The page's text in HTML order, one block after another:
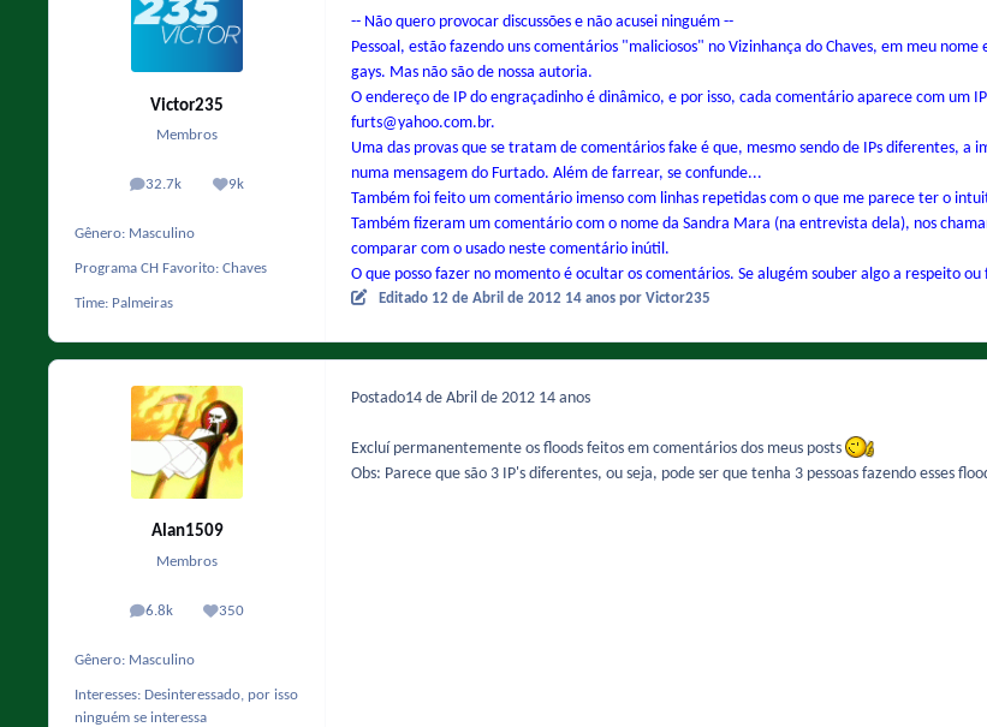
Victor235
Membros
32.7k
posts 9k
Reputação
Gênero: Masculino
Programa CH Favorito: Chaves
Time: Palmeiras
-- Não quero provocar discussões e não acusei ninguém --
Pessoal, estão fazendo uns comentários "maliciosos" no Vizinhança do Chaves, em meu
gays. Mas não são de nossa autoria.
O endereço de IP do engraçadinho é dinâmico, e por isso, cada comentário aparece com
furts@yahoo.com.br.
Uma das provas que se tratam de comentários fake é que, mesmo sendo de IPs diferentes,
numa mensagem do Furtado. Além de farrear, se confunde...
Também foi feito um comentário imenso com linhas repetidas com o que me parece ter o
Também fizeram um comentário com o nome da Sandra Mara (na entrevista dela), nos
comparar com o usado neste comentário inútil.
O que posso fazer no momento é ocultar os comentários. Se alugém souber algo a respeito
Editado 12 de Abril de 2012 14 anos por Victor235
Alan1509
Membros
6.8k
posts 350
Reputação
Gênero: Masculino
Interesses: Desinteressado, por isso
ninguém se interessa
Postado14 de Abril de 2012 14 anos
Excluí permanentemente os floods feitos em comentários dos meus posts
Obs: Parece que são 3 IP's diferentes, ou seja, pode ser que tenha 3 pessoas fazendo esses